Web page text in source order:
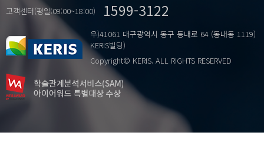
고객센터(평일:09:00~18:00) 1599-3122
우)41061 대구광역시 동구 동내로 64 (동내동 1119)
KERIS빌딩)
Copyright© KERIS. ALL RIGHTS RESERVED